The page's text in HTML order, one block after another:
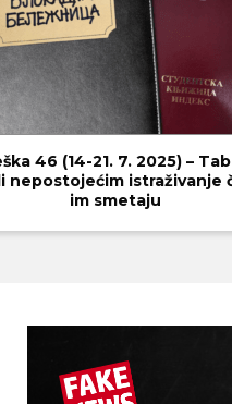
46 (14-21. 7. 2025) –
nepostojećim istraživanje
im smetaju